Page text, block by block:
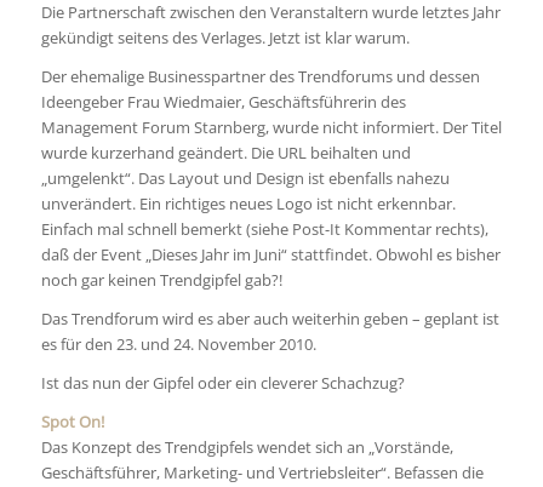
Die Partnerschaft zwischen den Veranstaltern wurde letztes Jahr
gekündigt seitens des Verlages. Jetzt ist klar warum.
Der ehemalige Businesspartner des Trendforums und dessen
Ideengeber Frau Wiedmaier, Geschäftsführerin des
Management Forum Starnberg, wurde nicht informiert. Der Titel
wurde kurzerhand geändert. Die URL beihalten und
„umgelenkt“. Das Layout und Design ist ebenfalls nahezu
unverändert. Ein richtiges neues Logo ist nicht erkennbar.
Einfach mal schnell bemerkt (siehe Post-It Kommentar rechts),
daß der Event „Dieses Jahr im Juni“ stattfindet. Obwohl es bisher
noch gar keinen Trendgipfel gab?!
Das Trendforum wird es aber auch weiterhin geben – geplant ist
es für den 23. und 24. November 2010.
Ist das nun der Gipfel oder ein cleverer Schachzug?
Spot On!
Das Konzept des Trendgipfels wendet sich an „Vorstände,
Geschäftsführer, Marketing- und Vertriebsleiter“. Befassen die